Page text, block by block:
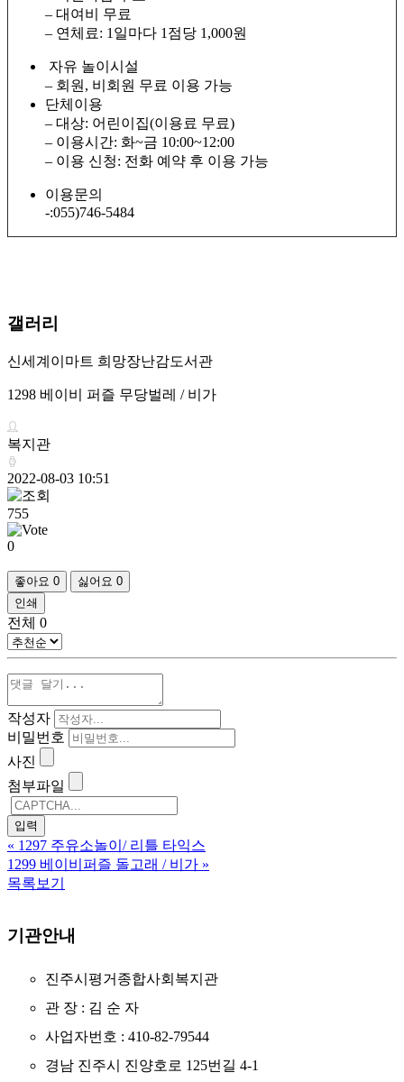
– 대여비 무료
– 연체료: 1일마다 1점당 1,000원
자유 놀이시설
– 회원, 비회원 무료 이용 가능
단체이용
– 대상: 어린이집(이용료 무료)
– 이용시간: 화~금 10:00~12:00
– 이용 신청: 전화 예약 후 이용 가능
이용문의
-:055)746-5484
갤러리
신세계이마트 희망장난감도서관
1298 베이비 퍼즐 무당벌레 / 비가
복지관
2022-08-03 10:51
755
0
좋아요 0 싫어요 0
인쇄
전체 0
작성자
비밀번호
사진
첨부파일
« 1297 주유소놀이/ 리틀 타익스
1299 베이비퍼즐 돌고래 / 비가 »
목록보기
기관안내
진주시평거종합사회복지관
관 장 : 김 순 자
사업자번호 : 410-82-79544
경남 진주시 진양호로 125번길 4-1